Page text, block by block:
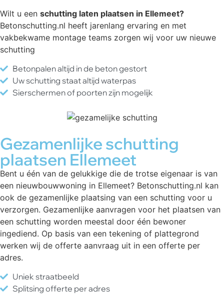
Wilt u een schutting laten plaatsen in Ellemeet?
Betonschutting.nl heeft jarenlang ervaring en met
vakbekwame montage teams zorgen wij voor uw nieuwe
schutting
Betonpalen altijd in de beton gestort
Uw schutting staat altijd waterpas
Sierschermen of poorten zijn mogelijk
Gezamenlijke schutting
plaatsen Ellemeet
Bent u één van de gelukkige die de trotse eigenaar is van
een nieuwbouwwoning in Ellemeet? Betonschutting.nl kan
ook de gezamenlijke plaatsing van een schutting voor u
verzorgen. Gezamenlijke aanvragen voor het plaatsen van
een schutting worden meestal door één bewoner
ingediend. Op basis van een tekening of plattegrond
werken wij de offerte aanvraag uit in een offerte per
adres.
Uniek straatbeeld
Splitsing offerte per adres